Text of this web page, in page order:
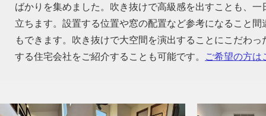
ばかりを集めました。吹き抜けで高級感を出すことも、
立ちます。設置する位置や窓の配置など参考になること
もできます。吹き抜けで大空間を演出することにこだわ
する住宅会社をご紹介することも可能です。
ご希望の方は